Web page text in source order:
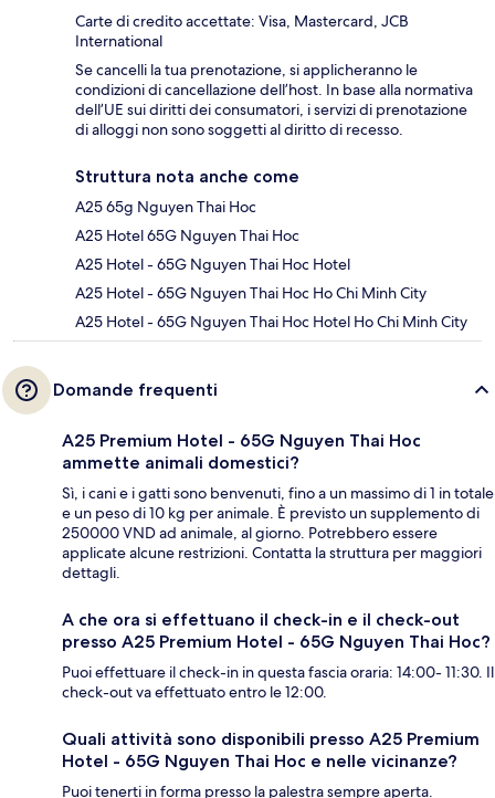
Carte di credito accettate: Visa, Mastercard, JCB
International
Se cancelli la tua prenotazione, si applicheranno le
condizioni di cancellazione dell’host. In base alla normativa
dell’UE sui diritti dei consumatori, i servizi di prenotazione
di alloggi non sono soggetti al diritto di recesso.
Struttura nota anche come
A25 65g Nguyen Thai Hoc
A25 Hotel 65G Nguyen Thai Hoc
A25 Hotel - 65G Nguyen Thai Hoc Hotel
A25 Hotel - 65G Nguyen Thai Hoc Ho Chi Minh City
A25 Hotel - 65G Nguyen Thai Hoc Hotel Ho Chi Minh City
Domande frequenti
A25 Premium Hotel - 65G Nguyen Thai Hoc
ammette animali domestici?
Sì, i cani e i gatti sono benvenuti, fino a un massimo di 1 in totale
e un peso di 10 kg per animale. È previsto un supplemento di
250000 VND ad animale, al giorno. Potrebbero essere
applicate alcune restrizioni. Contatta la struttura per maggiori
dettagli.
A che ora si effettuano il check-in e il check-out
presso A25 Premium Hotel - 65G Nguyen Thai Hoc?
Puoi effettuare il check-in in questa fascia oraria: 14:00- 11:30. Il
check-out va effettuato entro le 12:00.
Quali attività sono disponibili presso A25 Premium
Hotel - 65G Nguyen Thai Hoc e nelle vicinanze?
Puoi tenerti in forma presso la palestra sempre aperta.